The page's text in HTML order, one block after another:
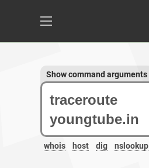
whois host dig nslookup
Show command arguments